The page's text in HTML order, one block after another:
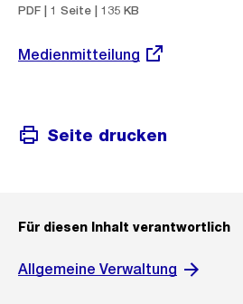
PDF | 1 Seite | 135 KB
Externer
Medienmitteilung
Seite drucken
Für diesen Inhalt verantwortlich
Allgemeine Verwaltung